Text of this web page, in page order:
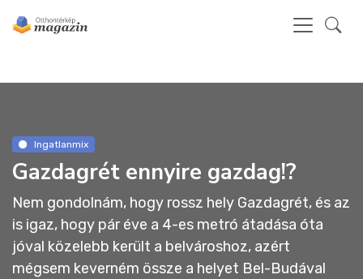
Ingatlanmix
Gazdagrét ennyire gazdag!?
Nem gondolnám, hogy rossz hely Gazdagrét, és az
is igaz, hogy pár éve a 4-es metró átadása óta
jóval közelebb került a belvároshoz, azért
mégsem keverném össze a helyet Bel-Budával